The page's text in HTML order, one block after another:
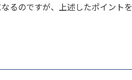
るのですが、上述したポイントを